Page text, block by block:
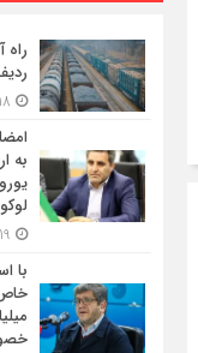
راه
با